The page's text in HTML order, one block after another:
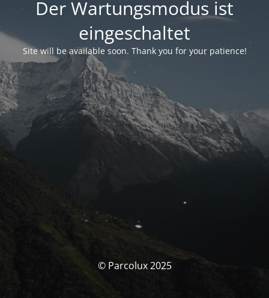
Der Wartungsmodus ist
eingeschaltet
Site will be available soon. Thank you for your patience!
© Parcolux 2025